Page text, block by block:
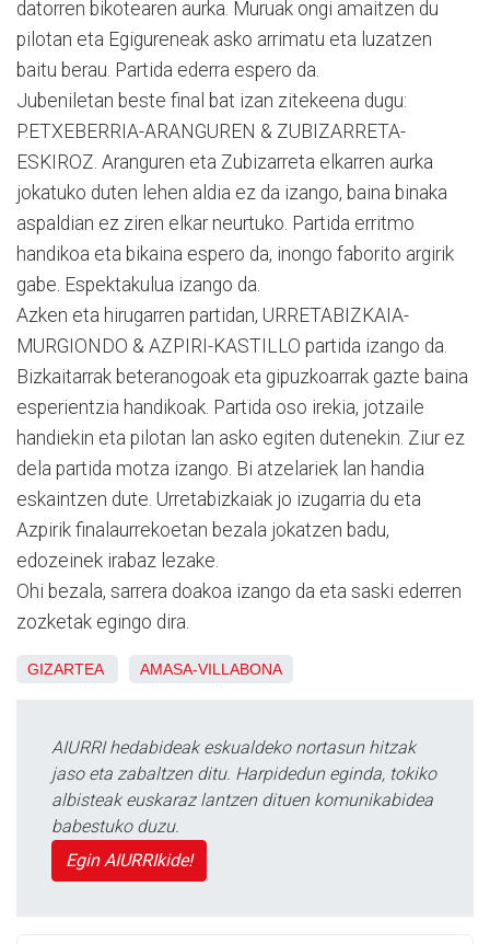
datorren bikotearen aurka. Muruak ongi amaitzen du
pilotan eta Egigureneak asko arrimatu eta luzatzen
baitu berau. Partida ederra espero da.
Jubeniletan beste final bat izan zitekeena dugu:
P.ETXEBERRIA-ARANGUREN & ZUBIZARRETA-
ESKIROZ. Aranguren eta Zubizarreta elkarren aurka
jokatuko duten lehen aldia ez da izango, baina binaka
aspaldian ez ziren elkar neurtuko. Partida erritmo
handikoa eta bikaina espero da, inongo faborito argirik
gabe. Espektakulua izango da.
Azken eta hirugarren partidan, URRETABIZKAIA-
MURGIONDO & AZPIRI-KASTILLO partida izango da.
Bizkaitarrak beteranogoak eta gipuzkoarrak gazte baina
esperientzia handikoak. Partida oso irekia, jotzaile
handiekin eta pilotan lan asko egiten dutenekin. Ziur ez
dela partida motza izango. Bi atzelariek lan handia
eskaintzen dute. Urretabizkaiak jo izugarria du eta
Azpirik finalaurrekoetan bezala jokatzen badu,
edozeinek irabaz lezake.
Ohi bezala, sarrera doakoa izango da eta saski ederren
zozketak egingo dira.
GIZARTEA AMASA-VILLABONA
AIURRI hedabideak eskualdeko nortasun hitzak
jaso eta zabaltzen ditu. Harpidedun eginda, tokiko
albisteak euskaraz lantzen dituen komunikabidea
babestuko duzu.
Egin AIURRIkide!